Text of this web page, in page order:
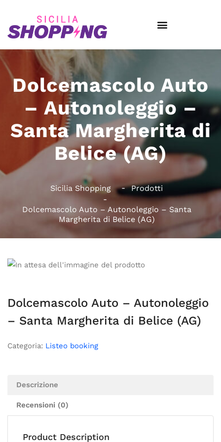
Dolcemascolo Auto
– Autonoleggio –
Santa Margherita di
Belice (AG)
Sicilia Shopping Prodotti
Dolcemascolo Auto – Autonoleggio – Santa
Margherita di Belice (AG)
Dolcemascolo Auto – Autonoleggio
– Santa Margherita di Belice (AG)
Categoria: Listeo booking
Descrizione
Recensioni (0)
Product Description